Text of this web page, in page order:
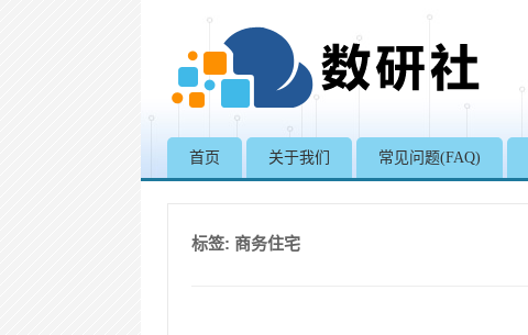
首页 关于我们 常见问题(FAQ)
标签: 商务住宅